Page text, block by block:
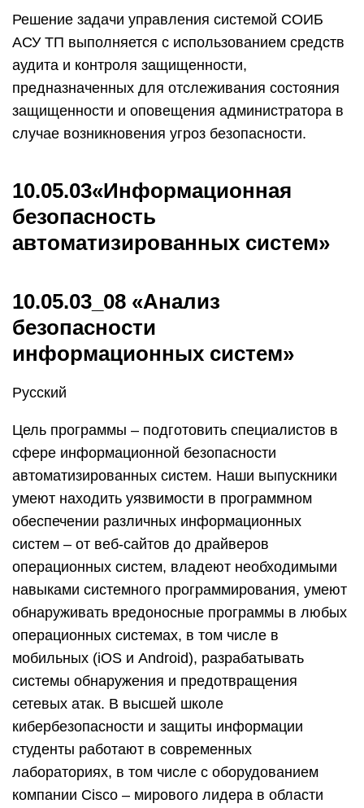
Решение задачи управления системой СОИБ
АСУ ТП выполняется с использованием средств
аудита и контроля защищенности,
предназначенных для отслеживания состояния
защищенности и оповещения администратора в
случае возникновения угроз безопасности.
10.05.03«Информационная
безопасность
автоматизированных систем»
10.05.03_08 «Анализ
безопасности
информационных систем»
Русский
Цель программы – подготовить специалистов в
сфере информационной безопасности
автоматизированных систем. Наши выпускники
умеют находить уязвимости в программном
обеспечении различных информационных
систем – от веб-сайтов до драйверов
операционных систем, владеют необходимыми
навыками системного программирования, умеют
обнаруживать вредоносные программы в любых
операционных системах, в том числе в
мобильных (iOS и Android), разрабатывать
системы обнаружения и предотвращения
сетевых атак. В высшей школе
кибербезопасности и защиты информации
студенты работают в современных
лабораториях, в том числе с оборудованием
компании Cisco – мирового лидера в области